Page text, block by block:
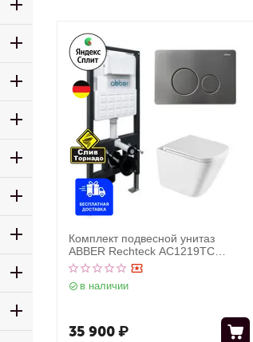
Комплект подвесной унитаз
ABBER Rechteck AC1219TC
белый, с закрытым дном с
инсталляцией AC0105 и кнопкой
AC0121NG оружейная сталь
в наличии
35 900₽